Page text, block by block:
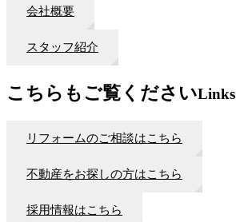
会社概要
スタッフ紹介
こちらもご覧くださいLinks
リフォームのご相談はこちら
不動産をお探しの方はこちら
採用情報はこちら